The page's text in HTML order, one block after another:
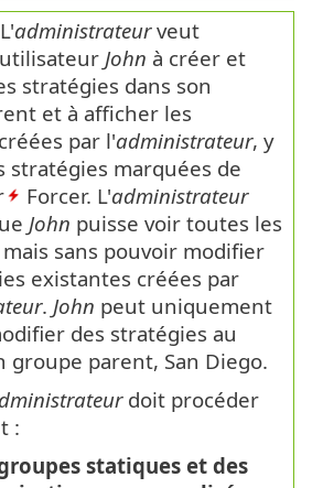
administrateurveut
John à créer et
stratégies dans son
et à afficher les
par l'administrateur, y
stratégies marquées de
Forcer. L'administrateur
John puisse voir toutes les
sans pouvoir modifier
existantes créées par
. John peut uniquement
des stratégies au
groupe parent, San Diego.
doit procéder
:
statiques et des